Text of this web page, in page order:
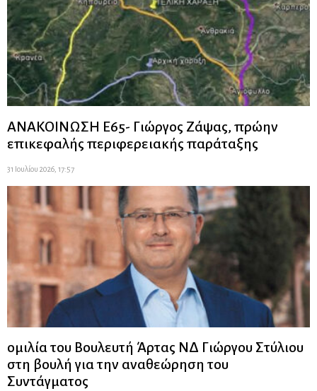
ΑΝΑΚΟΙΝΩΣΗ Ε65- Γιώργος Ζάψας, πρώην
επικεφαλής περιφερειακής παράταξης
31 Ιουλίου 2026, 17:57
ομιλία του Βουλευτή Άρτας ΝΔ Γιώργου Στύλιου
στη βουλή για την αναθεώρηση του
Συντάγματος